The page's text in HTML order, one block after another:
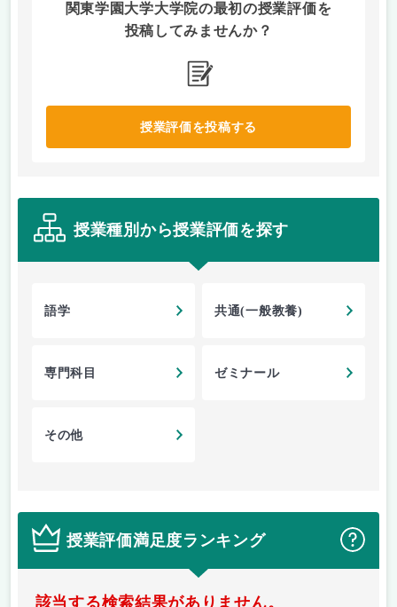
関東学園大学大学院の最初の授業評価を
投稿してみませんか？
授業評価を投稿する
授業種別から授業評価を探す
語学 共通(一般教養)
専門科目 ゼミナール
その他
授業評価満足度ランキング ？
該当する検索結果がありません。